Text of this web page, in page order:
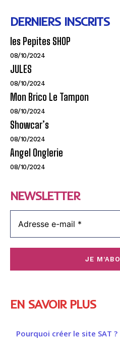
DERNIERS INSCRITS
les Pepites SHOP
08/10/2024
JULES
08/10/2024
Mon Brico Le Tampon
08/10/2024
Showcar’s
08/10/2024
Angel Onglerie
08/10/2024
NEWSLETTER
EN SAVOIR PLUS
Pourquoi créer le site SAT ?